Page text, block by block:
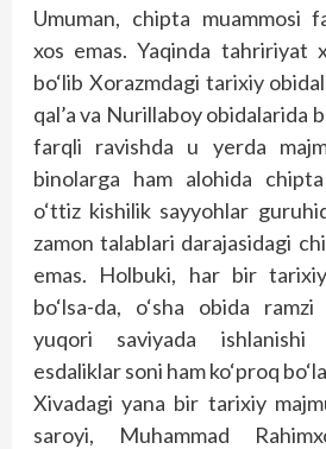
Umuman, chipta muammosi
xos emas. Yaqinda tahririyat
bo‘lib Xorazmdagi tarixiy
qal’a va Nurillaboy obidalarida
farqli ravishda u yerda
binolarga ham alohida
o‘ttiz kishilik sayyohlar
zamon talablari darajasidagi
emas. Holbuki, har bir
bo‘lsa-da, o‘sha obida
yuqori saviyada ishlanishi
esdaliklar soni ham ko‘proq
Xivadagi yana bir tarixiy
saroyi, Muhammad